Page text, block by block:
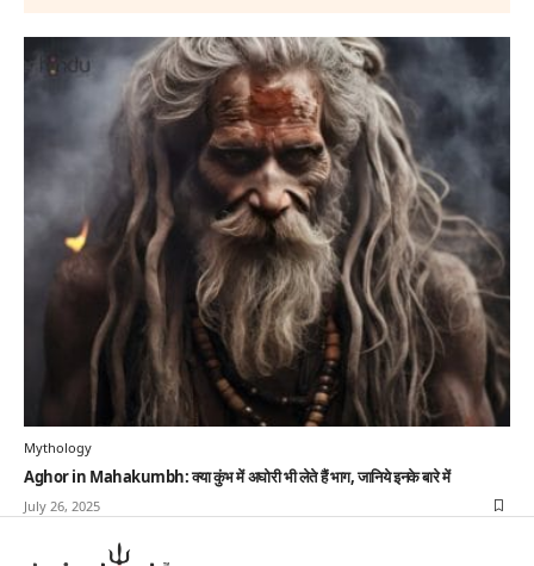
Mythology
Aghor in Mahakumbh: क्या कुंभ में अघोरी भी लेते हैं भाग, जानिये इनके बारे में
July 26, 2025